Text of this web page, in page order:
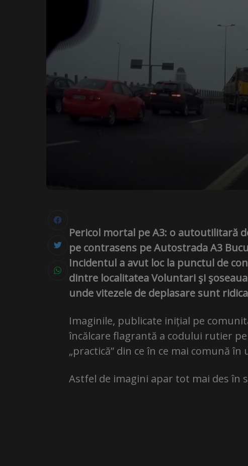
Pericol mortal pe A3: o autoutilitară
pe contrasens pe Autostrada A3
Incidentul a avut loc la punctul de
dintre localitatea Voluntari şi
unde vitezele de deplasare sunt
Imaginile, publicate inițial pe
încălcare flagrantă a codului rutier
„practică” din ce în ce mai comună
Astfel de imagini apar tot mai des în